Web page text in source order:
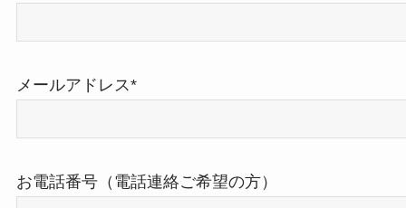
メールアドレス*
お電話番号（電話連絡ご希望の方）